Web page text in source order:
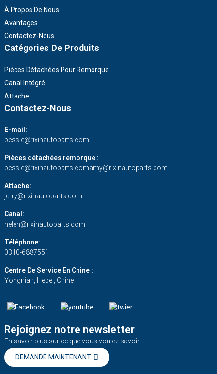
À Propos De Nous
Avantages
Contactez-Nous
Catégories De Produits
Pièces Détachées Pour Remorque
Canal Intégré
Attache
Contactez-Nous
E-mail:
bessie@rixinautoparts.com
Pièces détachées remorque :
bessie@rixinautoparts.comamy@rixinautoparts.com
Attache:
jerry@rixinautoparts.com
Canal:
helen@rixinautoparts.com
Téléphone:
0310-6887551
Centre De Service En Chine :
Yongnian, Hebei, Chine
Rejoignez notre newsletter
En savoir plus sur ce que vous voulez savoir
DEMANDE MAINTENANT